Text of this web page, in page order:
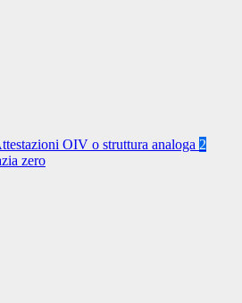
OIV o struttura analoga 2
zero